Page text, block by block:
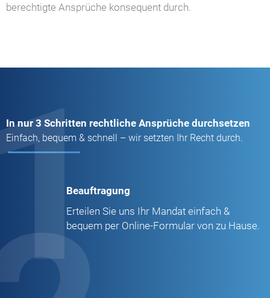
berechtigte Ansprüche konsequent durch.
In nur 3 Schritten rechtliche Ansprüche durchsetzen
Einfach, bequem & schnell – wir setzten Ihr Recht durch.
Beauftragung
Erteilen Sie uns Ihr Mandat einfach &
bequem per Online-Formular von zu Hause.